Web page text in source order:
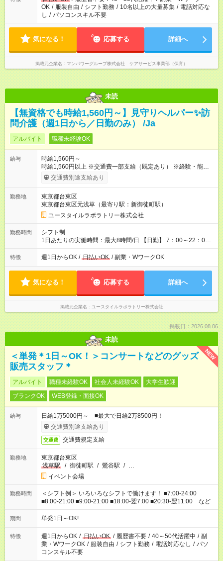
OK / 服装自由 / シフト勤務 / 10名以上の大量募集 / 電話対応な
し / パソコンスキル不要
気になる！ 応募する 詳細へ
掲載元企業名 マンパワーグループ株式会社 ケアサービス事業部（保育）
未読
【無資格でも時給1,560円～】見守りヘルパー✨訪
問介護（週1日から／日勤のみ） /Ja
アルバイト 職種未経験OK
給与
時給1,560円～
時給1,560円以上 ※交通費一部支給（既定あり） ※経験・能力を
考慮して決定します 【収入例】 週1回勤務の場合：1,560円×8時
間×4回=4万9,920円 週3回勤務の場合：1,560円×8時間×12回
9,600円 【試用期間】試用期間あり 試用期間の長さ：2ヶ月
※ 雇用形態と給与に、本採用時と異なる部分があります。 雇用
形態：本採用時と同じです。 給与：時給 1,230円以上
交通費別途支給あり
勤務地
東京都台東区
東京都台東区元浅草（最寄り駅：新御徒町駅）
ユースタイルラボラトリー株式会社
勤務時間
シフト制
1日あたりの実働時間：最大8時間/日 【日勤】 7：00～22：00
の間で8時間勤務（休憩時間は法定通り） ※週1日～OK ／ 夜勤
なし ＊＊ 勤務時間例 ＊＊ ■8時から17時 ■9時から18時 ■10
定（毎週同じ曜日勤務）
特徴 週1日からOK / 日払いOK / 副業・WワークOK
気になる！ 応募する 詳細へ
掲載元企業名 ユースタイルラボラトリー株式会社
掲載日：2026.08.06
未読
NEW
＜単発＊1日～OK！＞コンサートなどのグッズ
販売スタッフ＊
アルバイト 職種未経験OK 社会人未経験OK
大学生歓迎
ブランクOK
WEB登録・面接OK
給与
日給1万5000円～ ■最大で日給2万8500円！
交通費別途支給あり
交通費 交通費規定支給
勤務地
東京都台東区
浅草駅
/ 御徒町駅 / 鶯谷駅 / …
イベント会場
勤務時間
＜シフト例＞ いろいろなシフトで働けます！ ■7:00-24:00
■8:00-21:00 ■9:00-21:00 ■18:00-翌7:00 ■20:30-翌11:00 など
期間 単発1日～OK!
特徴 週1日からOK / 日払いOK / 履歴書不要 / 40～50代活躍中 / 副
業・WワークOK / 服装自由 / シフト勤務 / 電話対応なし / パソ
コンスキル不要